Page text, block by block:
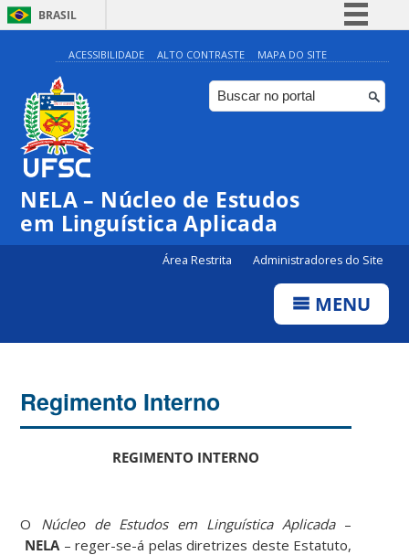
BRASIL
Simplifique!
Comunica BR
Participe
Canais
ACESSIBILIDADE ALTO CONTRASTE MAPA DO SITE
NELA – Núcleo de Estudos
em Linguística Aplicada
Área Restrita Administradores do Site
MENU
Regimento Interno
REGIMENTO INTERNO
O Núcleo de Estudos em Linguística Aplicada–
NELA – reger-se-á pelas diretrizes deste Estatuto,